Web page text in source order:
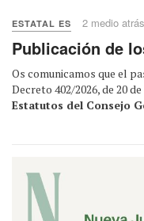
ESTATAL ES 2 medio atrás
Publicación de
Os comunicamos que el
Decreto 402/2026, de 20
Estatutos del Consejo